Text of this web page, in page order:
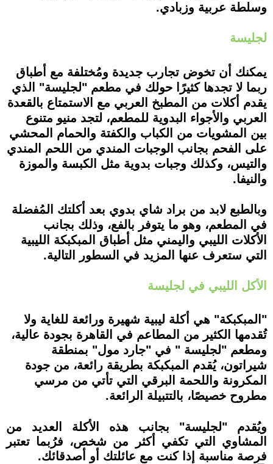
وسلطة عربية وزبادي.
لجليسة
يمكنك أن تخوض تجارب جديدة ومُختلفة مع أطباق
ربما لا تجدها كثيرًا حولك في مطعم "لجليسة" الذي
يقدم أكلات من المطبخ العربي مع الاستمتاع بالقعدة
العربي والأجواء البدوية للمطعم، لتجد منيو متنوع
بين المشويات من الكباب والكفتة والحمام المحشي
على الفحم بجانب الوجبات المندي من اللحم المندي
والتيس، وكذلك وجبات بدوية مثل الكبسة والموزة
والنيفا.
وبالطبع لابد من براد شاي بدوي بعد أكلتك المُفضلة
في المطعم، وهو ما يتوفر بالفع، وذلك بجانب
الأكلات الليبي واليمني مثل أطباق المبكبكة الليبية
التي ستعرف عنها المزيد في السطور التالية.
الأكل الليبي في لجليسة
"المبكبكة" هي أكلة ليبية شهيرة ورائعة للغاية ولا
تُقدمها الكثير من المطاعم في القاهرة بجودة عالية،
ومطعم "لجليسة " في "جارد مول" بمنطقة
شيراتون، يُقدم المبكبكة بطريقة رائعة، من جودة
المكرونة واللحمة البرقي التي تأتي من مرسي
مطروح خصيصًا، بالتتبيلة الرائعة.
ويُقدم "لجليسة" بجانب هذه الأكلة العديد من
المشاوي التي تكفي أكثر من شخص، فرُبما تعتبر
فرصة مناسبة إذا كنت مع عائلتك أو أصدقائك.